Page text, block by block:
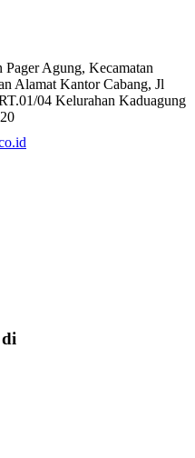
Agung, Kecamatan
Alamat Kantor Cabang, Jl
04 Kelurahan Kaduagung